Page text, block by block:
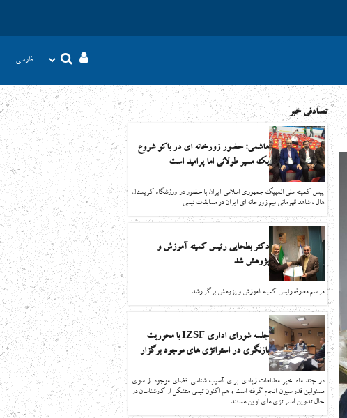
تصادفی خبر
هاشمی: حضور زورخانه ای در باکو شروع
یک مسیر طولانی اما پرامید است
ييس كميته ملي المپيك جمهوری اسلامی ایران با حضور در ورزشگاه كريستال
هال ، شاهد قهرماني تيم زورخانه اي ايران در مسابقات تيمي
دکتر بطحایی رئیس کمیته آموزش و
پژوهش شد
مراسم معارفه رئیس کمیته آموزش و پژوهش برگزارشد.
جلسه شورای اداری IZSF با محوریت
بازنگری در استراتژی های موجود برگزار
در چند ماه اخیر مطالعات زیادی برای آسیب شناسی فضای موجود از سوی
مسئولین فدراسیون انجام گرفته است و هم اکنون تیمی متشکل از کارشناسان در
حال تدوین استراتژی های نوین هستند